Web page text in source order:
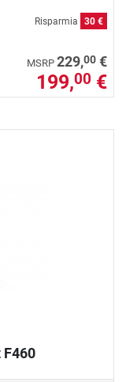
Risparmia 30 €
MSRP 229,00 €
199,00 €